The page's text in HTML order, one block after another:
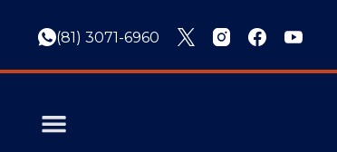
(81) 3071-6960